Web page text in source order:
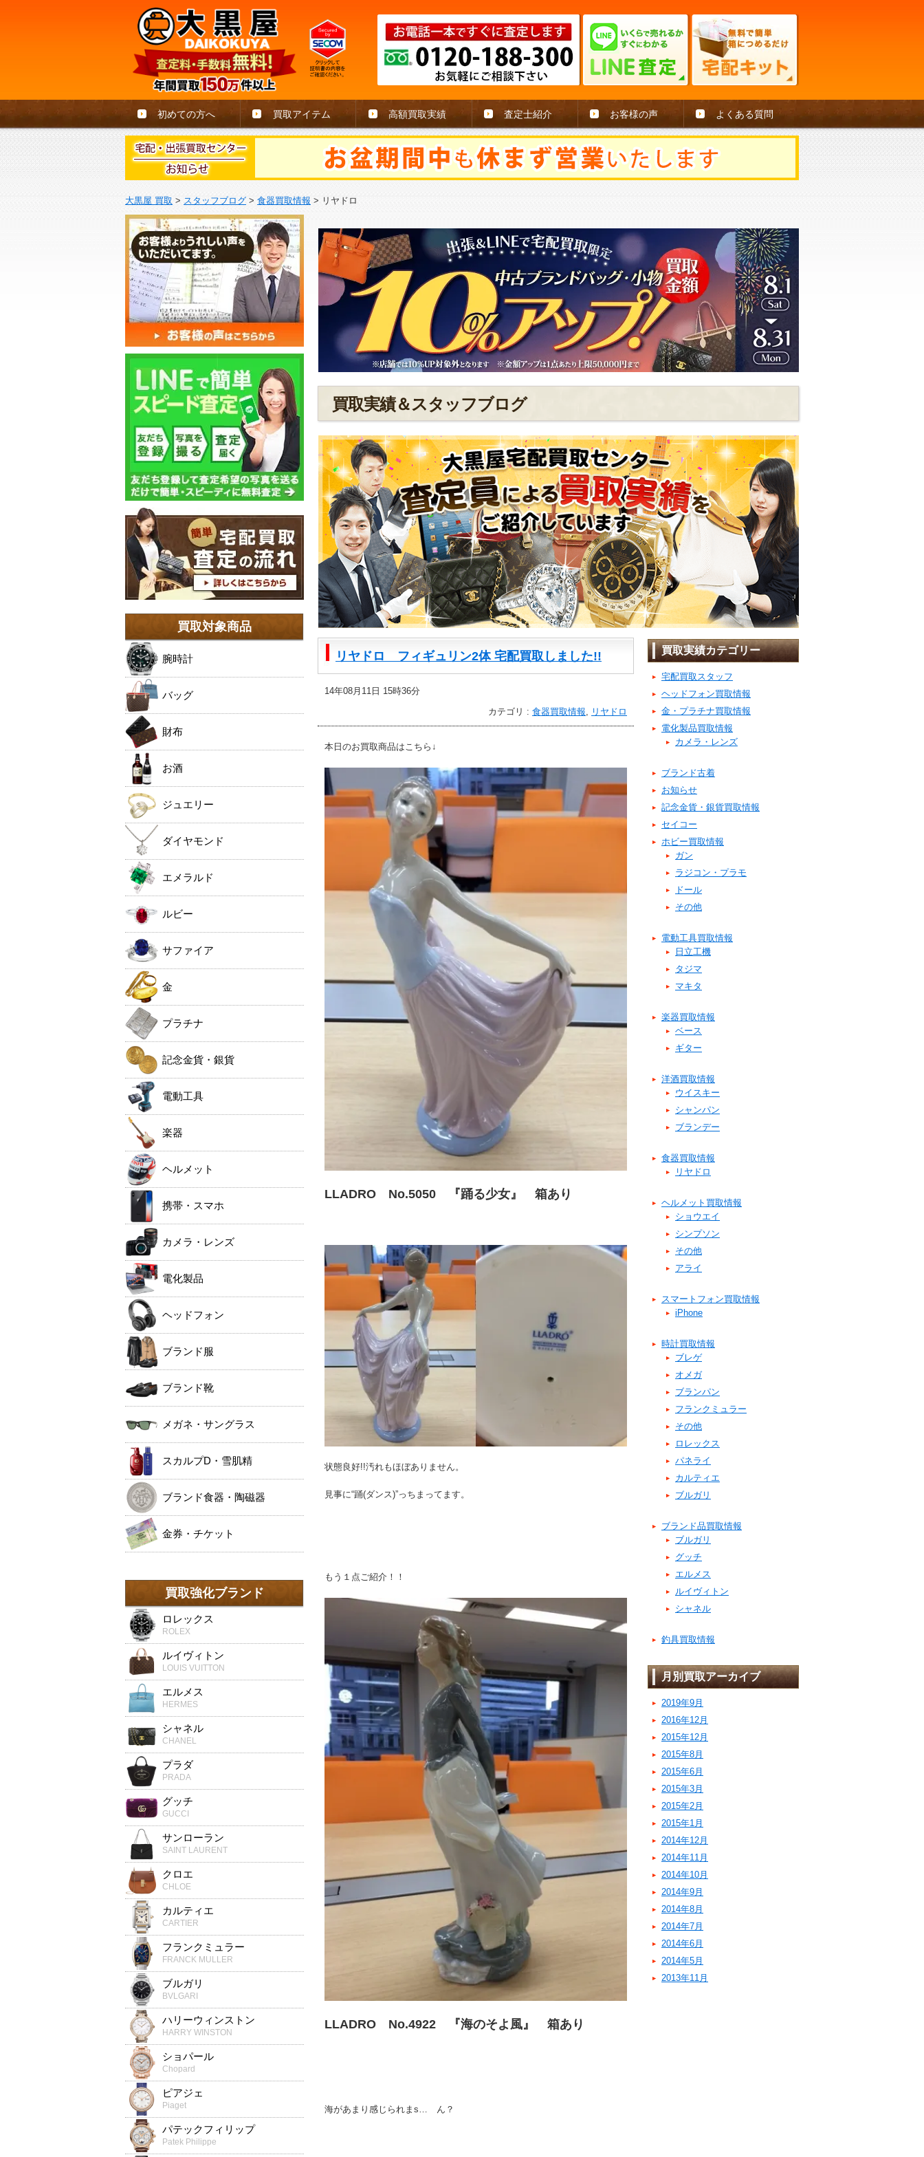
初めての方へ 買取アイテム 高額買取実績 査定士紹介 お客様の声 よくある質問
大黒屋 買取 > スタッフブログ > 食器買取情報 > リヤドロ
買取実績＆スタッフブログ
リヤドロ フィギュリン2体 宅配買取しました!!
14年08月11日 15時36分
カテゴリ : 食器買取情報 リヤドロ
本日のお買取商品はこちら↓
LLADRO No.5050 『踊る少女』 箱あり
状態良好!!汚れもほぼありません。
見事に“踊(ダンス)”っちまってます。
もう１点ご紹介！！
LLADRO No.4922 『海のそよ風』 箱あり
海があまり感じられまs… ん？
買取実績カテゴリー
宅配買取スタッフ
ヘッドフォン買取情報
金・プラチナ買取情報
電化製品買取情報
カメラ・レンズ
ブランド古着
お知らせ
記念金貨・銀貨買取情報
セイコー
ホビー買取情報
ガン
ラジコン・プラモ
ドール
その他
電動工具買取情報
日立工機
タジマ
マキタ
楽器買取情報
ベース
ギター
洋酒買取情報
ウイスキー
シャンパン
ブランデー
食器買取情報
リヤドロ
ヘルメット買取情報
ショウエイ
シンプソン
その他
アライ
スマートフォン買取情報
iPhone
時計買取情報
ブレゲ
オメガ
ブランパン
フランクミュラー
その他
ロレックス
パネライ
カルティエ
ブルガリ
ブランド品買取情報
ブルガリ
グッチ
エルメス
ルイヴィトン
シャネル
釣具買取情報
月別買取アーカイブ
2019年9月
2016年12月
2015年12月
2015年8月
2015年6月
2015年3月
2015年2月
2015年1月
2014年12月
2014年11月
2014年10月
2014年9月
2014年8月
2014年7月
2014年6月
2014年5月
2013年11月
買取対象商品
腕時計
バッグ
財布
お酒
ジュエリー
ダイヤモンド
エメラルド
ルビー
サファイア
金
プラチナ
記念金貨・銀貨
電動工具
楽器
ヘルメット
携帯・スマホ
カメラ・レンズ
電化製品
ヘッドフォン
ブランド服
ブランド靴
メガネ・サングラス
スカルプD・雪肌精
ブランド食器・陶磁器
金券・チケット
買取強化ブランド
ロレックス
ROLEX
ルイヴィトン
LOUIS VUITTON
エルメス
HERMES
シャネル
CHANEL
プラダ
PRADA
グッチ
GUCCI
サンローラン
SAINT LAURENT
クロエ
CHLOE
カルティエ
CARTIER
フランクミュラー
FRANCK MULLER
ブルガリ
BVLGARI
ハリーウィンストン
HARRY WINSTON
ショパール
Chopard
ピアジェ
Piaget
パテックフィリップ
Patek Philippe